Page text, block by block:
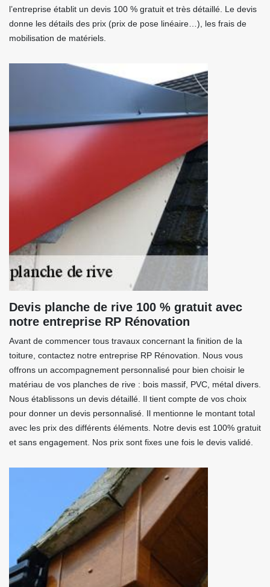
l’entreprise établit un devis 100 % gratuit et très détaillé. Le devis
donne les détails des prix (prix de pose linéaire…), les frais de
mobilisation de matériels.
Devis planche de rive 100 % gratuit avec
notre entreprise RP Rénovation
Avant de commencer tous travaux concernant la finition de la
toiture, contactez notre entreprise RP Rénovation. Nous vous
offrons un accompagnement personnalisé pour bien choisir le
matériau de vos planches de rive : bois massif, PVC, métal divers.
Nous établissons un devis détaillé. Il tient compte de vos choix
pour donner un devis personnalisé. Il mentionne le montant total
avec les prix des différents éléments. Notre devis est 100% gratuit
et sans engagement. Nos prix sont fixes une fois le devis validé.